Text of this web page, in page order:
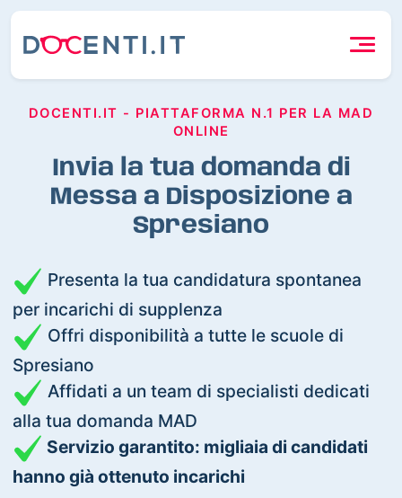
DOCENTI.IT - PIATTAFORMA N.1 PER LA MAD
ONLINE
Invia la tua domanda di
Messa a Disposizione a
Spresiano
Presenta la tua candidatura spontanea
per incarichi di supplenza
Offri disponibilità a tutte le scuole di
Spresiano
Affidati a un team di specialisti dedicati
alla tua domanda MAD
Servizio garantito: migliaia di candidati
hanno già ottenuto incarichi